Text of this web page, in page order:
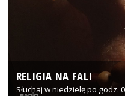
RELIGIA NA FALI
Słuchaj w niedzielę po godz.